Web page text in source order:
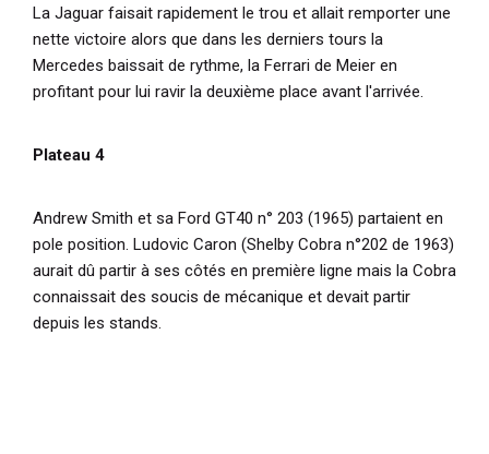
La Jaguar faisait rapidement le trou et allait remporter une
nette victoire alors que dans les derniers tours la
Mercedes baissait de rythme, la Ferrari de Meier en
profitant pour lui ravir la deuxième place avant l'arrivée.
Plateau 4
Andrew Smith et sa Ford GT40 n° 203 (1965) partaient en
pole position. Ludovic Caron (Shelby Cobra n°202 de 1963)
aurait dû partir à ses côtés en première ligne mais la Cobra
connaissait des soucis de mécanique et devait partir
depuis les stands.